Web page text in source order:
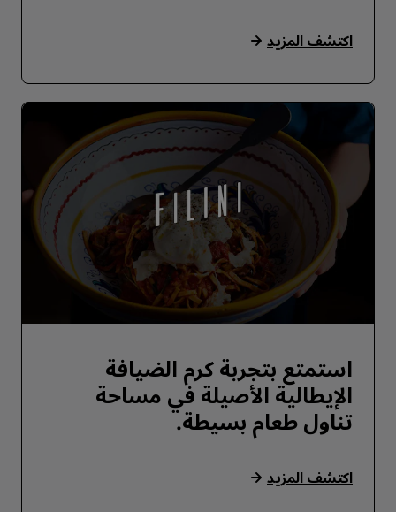
اكتشف المزيد
استمتع بتجربة كرم الضيافة
الإيطالية الأصيلة في مساحة
تناول طعام بسيطة.
اكتشف المزيد